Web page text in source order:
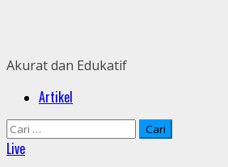
Akurat dan Edukatif
PrimaryArtikel
Cari
untuk:
Live